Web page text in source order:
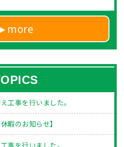
more
工事を行いました。
暇のお知らせ】
事を行いました。